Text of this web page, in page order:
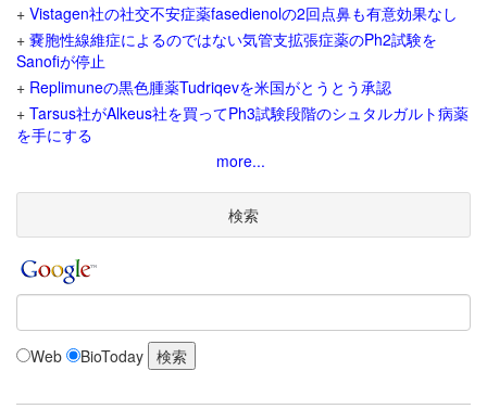
+ Vistagen社の社交不安症薬fasedienolの2回点鼻も有意効果なし
+ 嚢胞性線維症によるのではない気管支拡張症薬のPh2試験を
Sanofiが停止
+ Replimuneの黒色腫薬Tudriqevを米国がとうとう承認
+ Tarsus社がAlkeus社を買ってPh3試験段階のシュタルガルト病薬
を手にする
more...
検索
Web BioToday